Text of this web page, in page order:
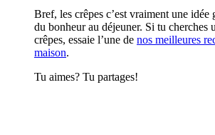
Bref, les crêpes c’est vraiment une idée
du bonheur au déjeuner. Si tu cherches
crêpes, essaie l’une de nos meilleures
maison.
Tu aimes? Tu partages!